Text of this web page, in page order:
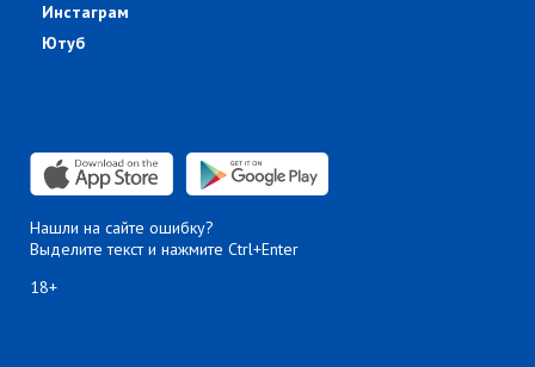
Инстаграм
Ютуб
Нашли на сайте ошибку?
Выделите текст и нажмите Ctrl+Enter
18+